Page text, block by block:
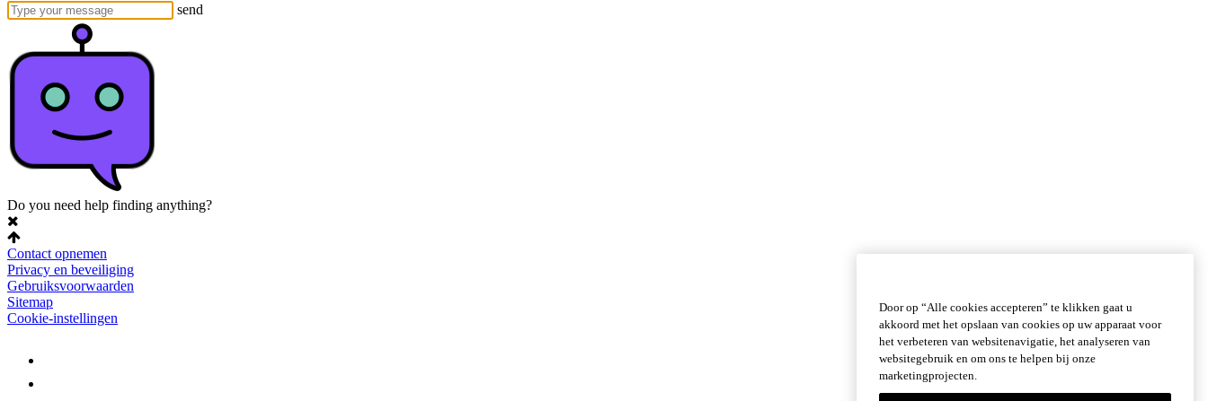
send
Do you need help finding anything?
Contact opnemen
Privacy en beveiliging
Gebruiksvoorwaarden
Sitemap
Cookie-instellingen
Door op “Alle cookies accepteren” te klikken gaat u
akkoord met het opslaan van cookies op uw apparaat voor
het verbeteren van websitenavigatie, het analyseren van
websitegebruik en om ons te helpen bij onze
marketingprojecten.